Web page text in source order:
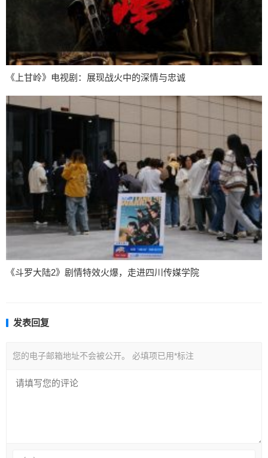
《上甘岭》电视剧：展现战火中的深情与忠诚
《斗罗大陆2》剧情特效火爆，走进四川传媒学院
发表回复
您的电子邮箱地址不会被公开。 必填项已用*标注